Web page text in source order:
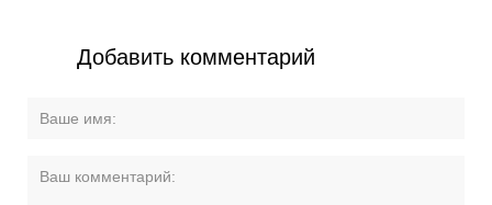
Добавить комментарий